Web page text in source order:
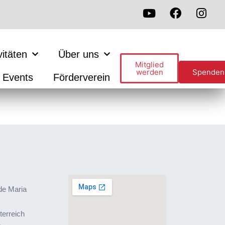
Über uns
Events Förderverein
Mitglied
werden Spenden
Maria